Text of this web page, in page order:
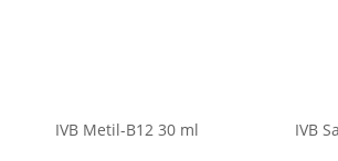
IVB Metil-B12 30 ml IVB